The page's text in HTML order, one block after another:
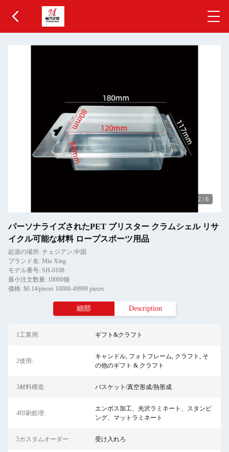
2 / 6
パーソナライズされたPET ブリスター クラムシェル リサ
イクル可能な材料 ロープスポーツ用品
起源の場所: チェジアン,中国
ブランド名: Min Xing
モデル番号: SH-0108
最小注文数量: 10000個
価格: $0.14/pieces 10000-49999 pieces
細部 Description
1工業用: ギフト&クラフト
2使用:
キャンドル, フォトフレーム, クラフト, そ
の他のギフト & クラフト
3材料構造: バスケット/真空形成/熱形成
4印刷処理:
エンボス加工、光沢ラミネート、スタンピ
ング、マットラミネート
5カスタムオーダー: 受け入れろ